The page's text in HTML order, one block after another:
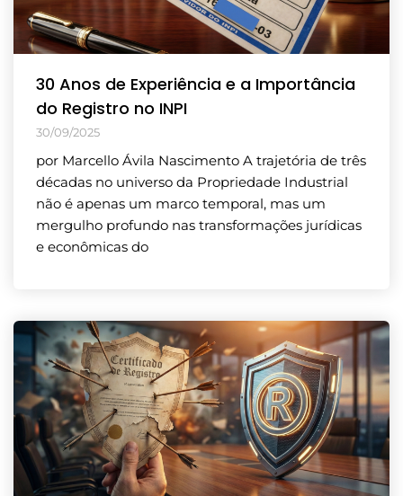
30 Anos de Experiência e a Importância
do Registro no INPI
30/09/2025
por Marcello Ávila Nascimento A trajetória de três
décadas no universo da Propriedade Industrial
não é apenas um marco temporal, mas um
mergulho profundo nas transformações jurídicas
e econômicas do